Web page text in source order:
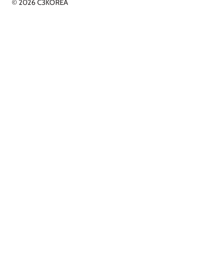
© 2026 C3KOREA